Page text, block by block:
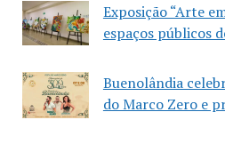
Exposição “Arte
espaços públicos
Buenolândia
do Marco Zero e